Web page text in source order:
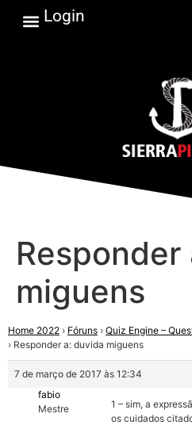
Login
miguens
Home 2022 › Fóruns › Quiz Engine –
› Responder a: duvida miguens
7 de março de 2017 às 12:34
fabio
Mestre
1 – sim, a
os cuidados